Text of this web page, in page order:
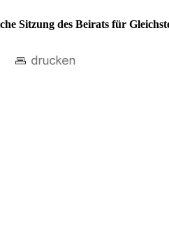
Sitzung des Beirats für